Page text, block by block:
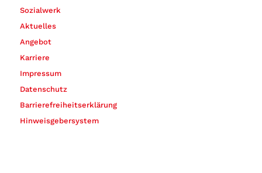
Sozialwerk
Aktuelles
Angebot
Karriere
Impressum
Datenschutz
Barrierefreiheitserklärung
Hinweisgebersystem